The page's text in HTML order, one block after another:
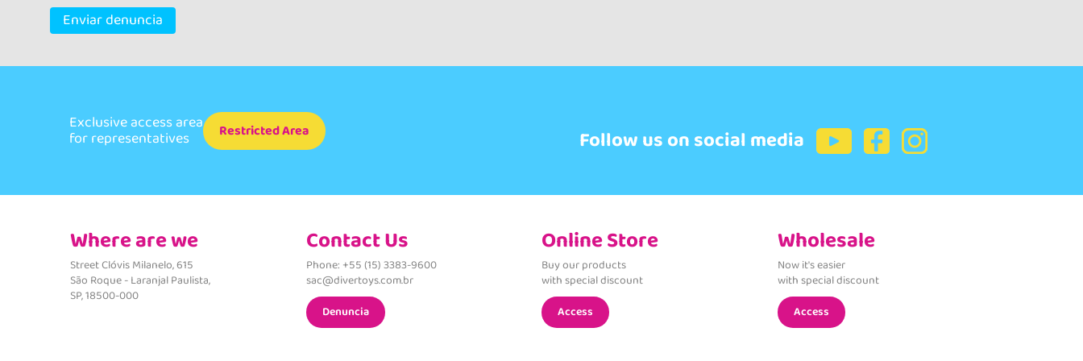
Enviar denuncia
Exclusive access area
for representatives Restricted Area Follow us on social media
Where are we
Street Clóvis Milanelo, 615
São Roque - Laranjal Paulista,
SP, 18500-000
Contact Us
Phone: +55 (15) 3383-9600
sac@divertoys.com.br
Denuncia
Online Store
Buy our products
with special discount
Access
Wholesale
Now it's easier
with special discount
Access